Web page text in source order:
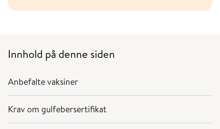
Innhold på denne siden
Anbefalte vaksiner
Krav om gulfebersertifikat